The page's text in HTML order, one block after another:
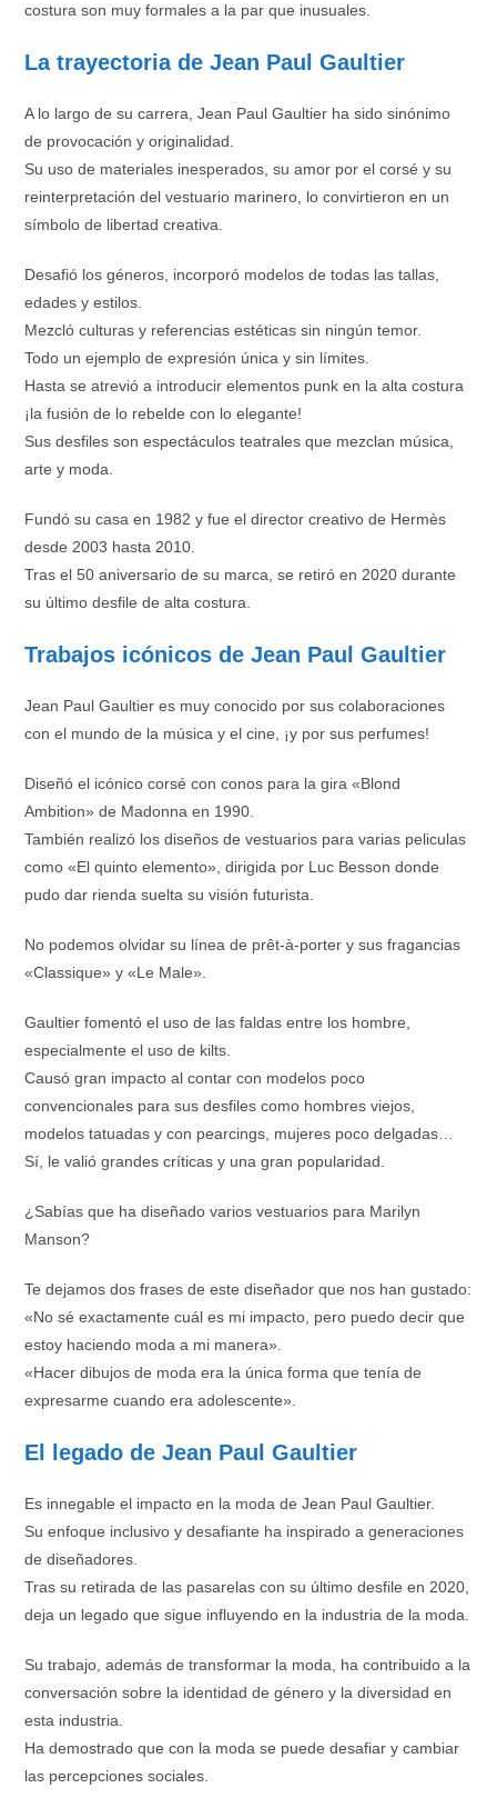
costura son muy formales a la par que inusuales.
La trayectoria de Jean Paul Gaultier
A lo largo de su carrera, Jean Paul Gaultier ha sido sinónimo
de provocación y originalidad.
Su uso de materiales inesperados, su amor por el corsé y su
reinterpretación del vestuario marinero, lo convirtieron en un
símbolo de libertad creativa.
Desafió los géneros, incorporó modelos de todas las tallas,
edades y estilos.
Mezcló culturas y referencias estéticas sin ningún temor.
Todo un ejemplo de expresión única y sin límites.
Hasta se atrevió a introducir elementos punk en la alta costura
¡la fusión de lo rebelde con lo elegante!
Sus desfiles son espectáculos teatrales que mezclan música,
arte y moda.
Fundó su casa en 1982 y fue el director creativo de Hermès
desde 2003 hasta 2010.
Tras el 50 aniversario de su marca, se retiró en 2020 durante
su último desfile de alta costura.
Trabajos icónicos de Jean Paul Gaultier
Jean Paul Gaultier es muy conocido por sus colaboraciones
con el mundo de la música y el cine, ¡y por sus perfumes!
Diseñó el icónico corsé con conos para la gira «Blond
Ambition» de Madonna en 1990.
También realizó los diseños de vestuarios para varias peliculas
como «El quinto elemento», dirigida por Luc Besson donde
pudo dar rienda suelta su visión futurista.
No podemos olvidar su línea de prêt-à-porter y sus fragancias
«Classique» y «Le Male».
Gaultier fomentó el uso de las faldas entre los hombre,
especialmente el uso de kilts.
Causó gran impacto al contar con modelos poco
convencionales para sus desfiles como hombres viejos,
modelos tatuadas y con pearcings, mujeres poco delgadas…
Sí, le valió grandes críticas y una gran popularidad.
¿Sabías que ha diseñado varios vestuarios para Marilyn
Manson?
Te dejamos dos frases de este diseñador que nos han gustado:
«No sé exactamente cuál es mi impacto, pero puedo decir que
estoy haciendo moda a mi manera».
«Hacer dibujos de moda era la única forma que tenía de
expresarme cuando era adolescente».
El legado de Jean Paul Gaultier
Es innegable el impacto en la moda de Jean Paul Gaultier.
Su enfoque inclusivo y desafiante ha inspirado a generaciones
de diseñadores.
Tras su retirada de las pasarelas con su último desfile en 2020,
deja un legado que sigue influyendo en la industria de la moda.
Su trabajo, además de transformar la moda, ha contribuido a la
conversación sobre la identidad de género y la diversidad en
esta industria.
Ha demostrado que con la moda se puede desafiar y cambiar
las percepciones sociales.